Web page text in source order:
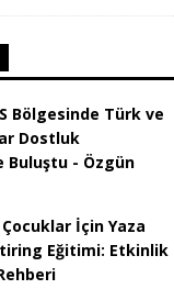
Bölgesinde Türk ve
Dostluk
Buluştu - Özgün
Çocuklar İçin Yaza
Eğitimi: Etkinlik